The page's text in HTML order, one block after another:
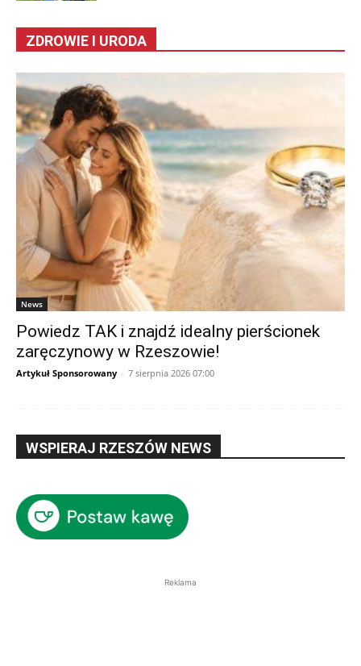
ZDROWIE I URODA
News
Powiedz TAK i znajdź idealny pierścionek
zaręczynowy w Rzeszowie!
Artykuł Sponsorowany - 7 sierpnia 2026 07:00
WSPIERAJ RZESZÓW NEWS
Reklama